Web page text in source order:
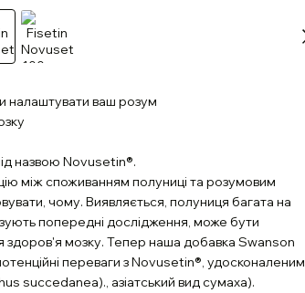
налаштувати ваш розум
назвою Novusetin®.
між споживанням полуниці та розумовим
чому. Виявляється, полуниця багата на
попередні дослідження, може бути
здоров'я мозку. Тепер наша добавка Swanson
переваги з Novusetin®, удосконаленим
succedanea)., азіатський вид сумаха).